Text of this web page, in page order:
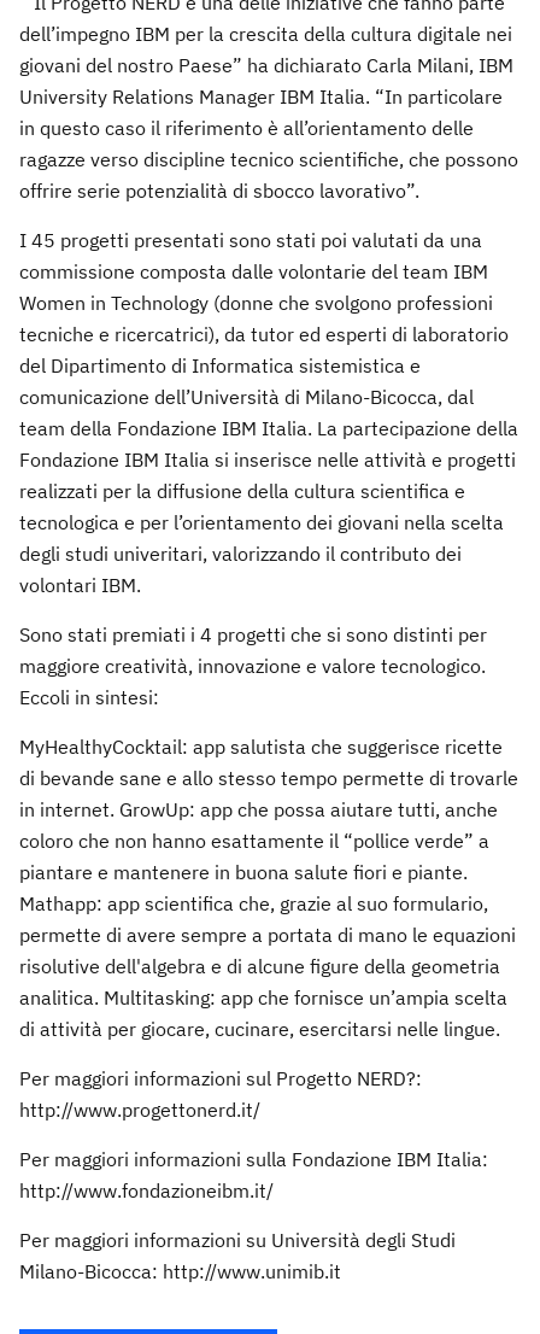
dell’impegno IBM per la crescita della cultura digitale nei
giovani del nostro Paese” ha dichiarato Carla Milani, IBM
University Relations Manager IBM Italia. “In particolare
in questo caso il riferimento è all’orientamento delle
ragazze verso discipline tecnico scientifiche, che possono
offrire serie potenzialità di sbocco lavorativo”.
I 45 progetti presentati sono stati poi valutati da una
commissione composta dalle volontarie del team IBM
Women in Technology (donne che svolgono professioni
tecniche e ricercatrici), da tutor ed esperti di laboratorio
del Dipartimento di Informatica sistemistica e
comunicazione dell’Università di Milano-Bicocca, dal
team della Fondazione IBM Italia. La partecipazione della
Fondazione IBM Italia si inserisce nelle attività e progetti
realizzati per la diffusione della cultura scientifica e
tecnologica e per l’orientamento dei giovani nella scelta
degli studi univeritari, valorizzando il contributo dei
volontari IBM.
Sono stati premiati i 4 progetti che si sono distinti per
maggiore creatività, innovazione e valore tecnologico.
Eccoli in sintesi:
MyHealthyCocktail: app salutista che suggerisce ricette
di bevande sane e allo stesso tempo permette di trovarle
in internet. GrowUp: app che possa aiutare tutti, anche
coloro che non hanno esattamente il “pollice verde” a
piantare e mantenere in buona salute fiori e piante.
Mathapp: app scientifica che, grazie al suo formulario,
permette di avere sempre a portata di mano le equazioni
risolutive dell'algebra e di alcune figure della geometria
analitica. Multitasking: app che fornisce un’ampia scelta
di attività per giocare, cucinare, esercitarsi nelle lingue.
Per maggiori informazioni sul Progetto NERD?:
http://www.progettonerd.it/
Per maggiori informazioni sulla Fondazione IBM Italia:
http://www.fondazioneibm.it/
Per maggiori informazioni su Università degli Studi
Milano-Bicocca: http://www.unimib.it